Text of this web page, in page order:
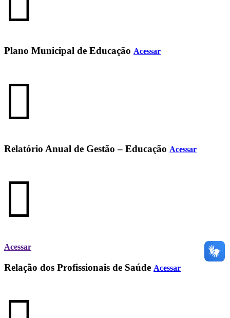
Plano Municipal de Educação Acessar
Relatório Anual de Gestão – Educação Acessar
Acessar
Relação dos Profissionais de Saúde Acessar